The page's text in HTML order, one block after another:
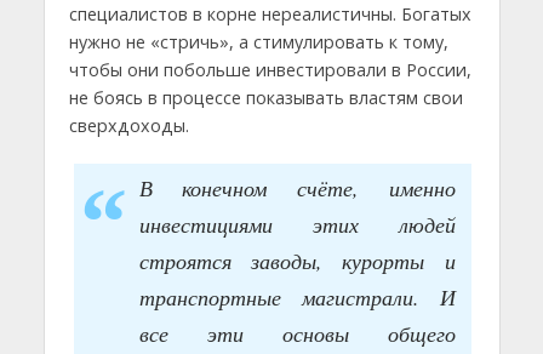
специалистов в корне нереалистичны. Богатых
нужно не «стричь», а стимулировать к тому,
чтобы они побольше инвестировали в России,
не боясь в процессе показывать властям свои
сверхдоходы.
В конечном счёте, именно
инвестициями этих людей
строятся заводы, курорты и
транспортные магистрали. И
все эти основы общего